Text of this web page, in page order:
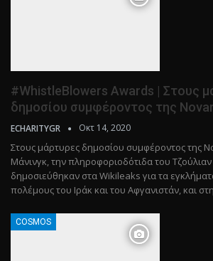
#WhistleBlowers Awards | Στους
δημοσίου συμφέροντος της
ECHARITYGR Οκτ 14, 2020
Στους μάρτυρες δημοσίου συμφέροντος της
Μάνινγκ, την πληροφοριοδότιδα του
δημοσιεύθηκαν στα Wikileaks για τα
πολέμους του Ιράκ και του Αφγανιστάν, και
COSMOS